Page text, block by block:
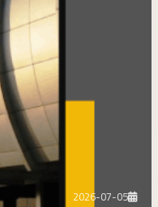
2026-07-05